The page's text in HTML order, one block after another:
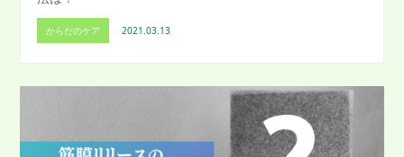
からだのケア 2021.03.13